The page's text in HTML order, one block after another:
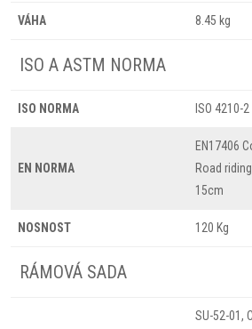
VÁHA 8.45 kg
ISO A ASTM NORMA
ISO NORMA ISO 4210-
EN NORMA
EN17406
Road
15cm
NOSNOST 120 Kg
RÁMOVÁ SADA
SU-52-01,